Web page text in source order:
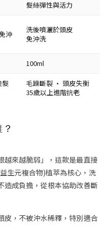
髮絲彈性與活力
沖
洗後噴灑於頭皮
免沖洗
100ml
髮
毛躁斷裂 · 頭皮失衡
35歲以上進階抗老
越來越脆弱」，這款是最直接
生元複合物)植萃為核心，洗
造成負擔，從根本協助改善斷
皮，不被沖水稀釋，特別適合